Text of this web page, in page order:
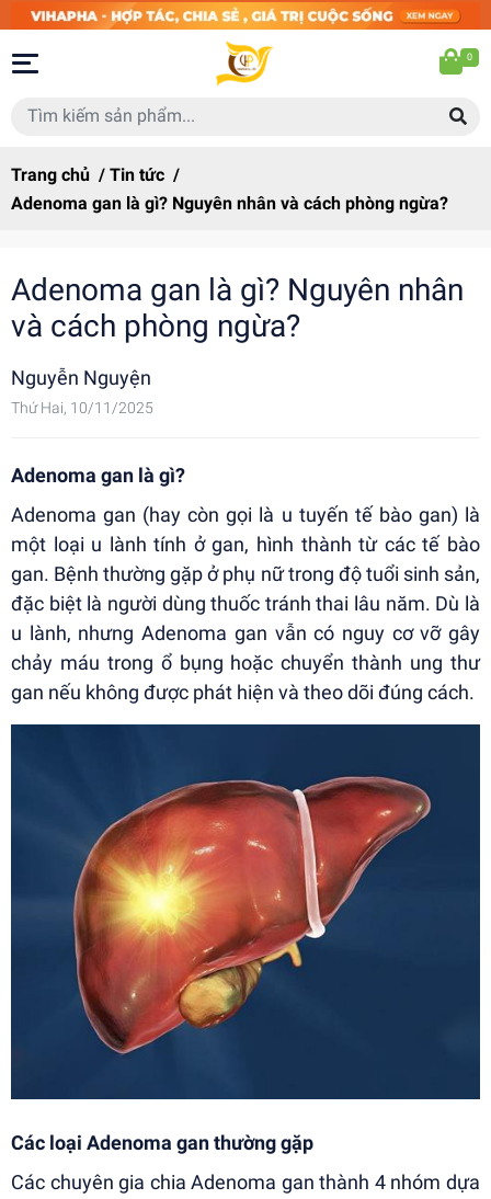
0
Trang chủ / Tin tức /
Adenoma gan là gì? Nguyên nhân và cách phòng ngừa?
Adenoma gan là gì? Nguyên nhân
và cách phòng ngừa?
Nguyễn Nguyện
Thứ Hai, 10/11/2025
Adenoma gan là gì?
Adenoma gan (hay còn gọi là u tuyến tế bào gan) là
một loại u lành tính ở gan, hình thành từ các tế bào
gan. Bệnh thường gặp ở phụ nữ trong độ tuổi sinh sản,
đặc biệt là người dùng thuốc tránh thai lâu năm. Dù là
u lành, nhưng Adenoma gan vẫn có nguy cơ vỡ gây
chảy máu trong ổ bụng hoặc chuyển thành ung thư
gan nếu không được phát hiện và theo dõi đúng cách.
Các loại Adenoma gan thường gặp
Các chuyên gia chia Adenoma gan thành 4 nhóm dựa